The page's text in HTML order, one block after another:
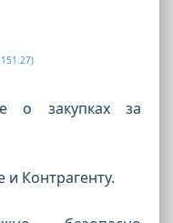
о закупках за
Контрагенту.